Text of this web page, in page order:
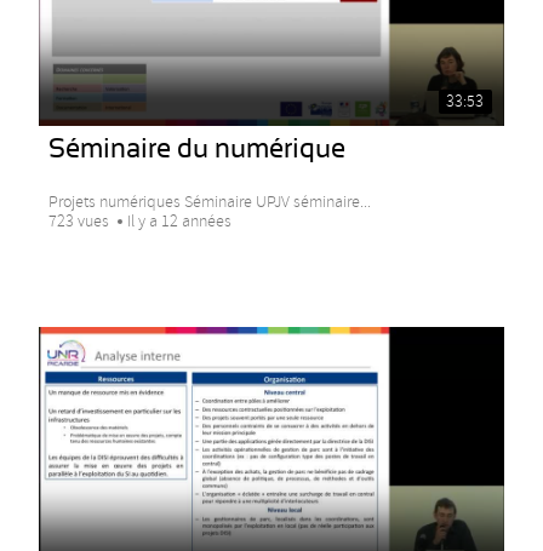
33:53
Séminaire du numérique
Projets numériques Séminaire UPJV séminaire...
723 vues
Il y a 12 années